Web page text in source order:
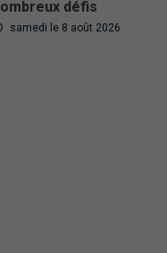
défis
samedi le 8 août 2026